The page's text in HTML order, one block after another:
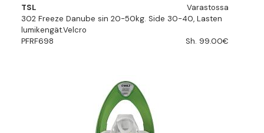
TSL
Varastossa
302 Freeze Danube sin 20-50kg. Side 30-40, Lasten
lumikengät.Velcro
PFRF698
Sh. 99.00€